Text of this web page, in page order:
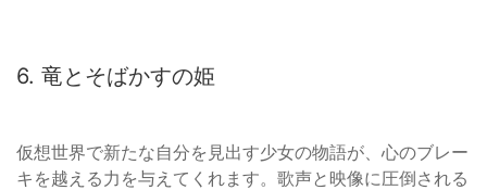
6. 竜とそばかすの姫
仮想世界で新たな自分を見出す少女の物語が、心のブレー
キを越える力を与えてくれます。歌声と映像に圧倒される